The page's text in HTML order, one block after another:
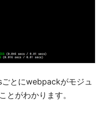
とにwebpackがモジュ
とがわかります。